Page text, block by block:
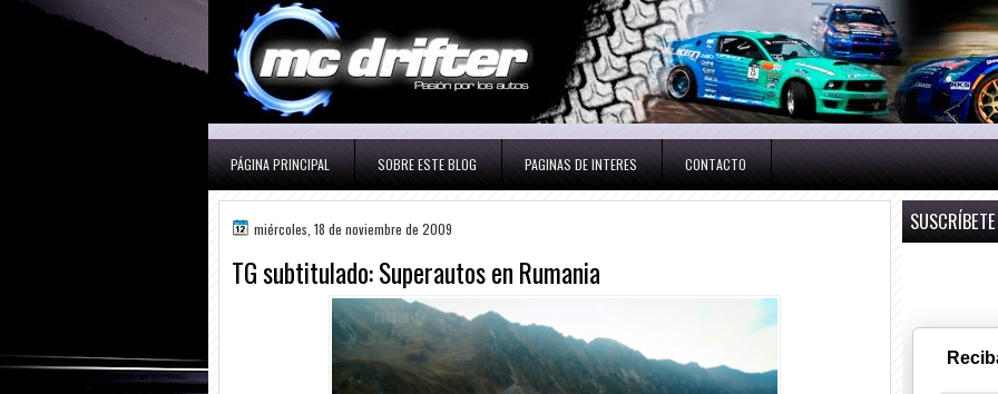
PÁGINA PRINCIPAL SOBRE ESTE BLOG PAGINAS DE INTERES CONTACTO
miércoles, 18 de noviembre de 2009
TG subtitulado: Superautos en Rumania